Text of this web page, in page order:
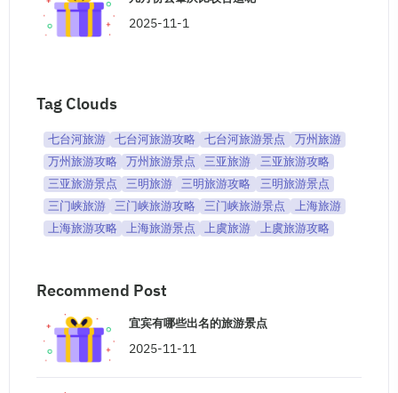
2025-11-1
Tag Clouds
七台河旅游 七台河旅游攻略 七台河旅游景点
万州旅游
万州旅游攻略
万州旅游景点 三亚旅游
三亚旅游攻略
三亚旅游景点
三明旅游 三明旅游攻略
三明旅游景点
三门峡旅游
三门峡旅游攻略 三门峡旅游景点
上海旅游
上海旅游攻略
上海旅游景点 上虞旅游 上虞旅游攻略
Recommend Post
宜宾有哪些出名的旅游景点
2025-11-11